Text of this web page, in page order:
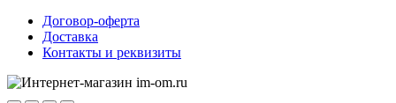
Договор-оферта
Доставка
Контакты и реквизиты